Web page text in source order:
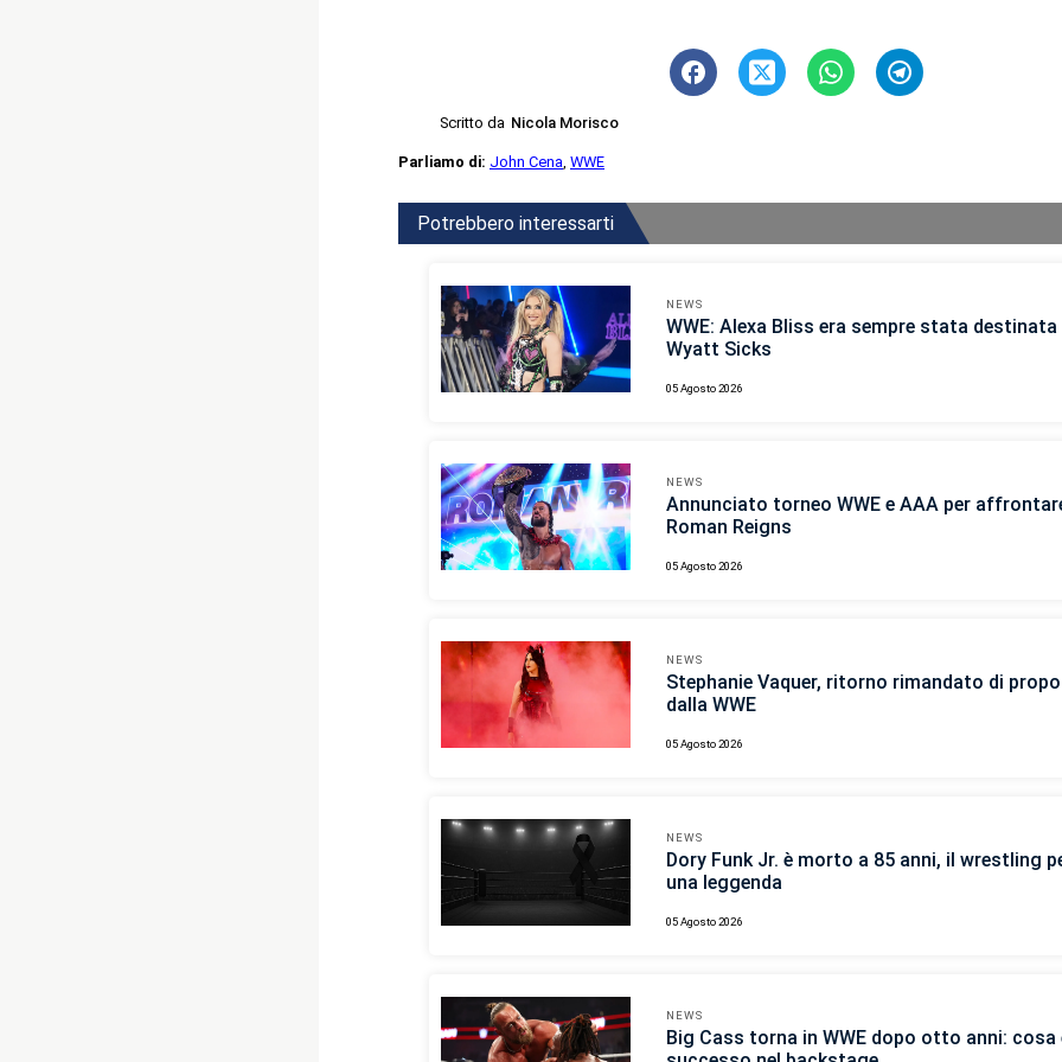
Scritto da Nicola Morisco
Parliamo di: John Cena, WWE
Potrebbero interessarti
NEWS
WWE: Alexa Bliss era sempre stata destinata
Wyatt Sicks
05 Agosto 2026
NEWS
Annunciato torneo WWE e AAA per
Roman Reigns
05 Agosto 2026
NEWS
Stephanie Vaquer, ritorno rimandato di
dalla WWE
05 Agosto 2026
NEWS
Dory Funk Jr. è morto a 85 anni, il wrestling
una leggenda
05 Agosto 2026
NEWS
Big Cass torna in WWE dopo otto anni: cosa